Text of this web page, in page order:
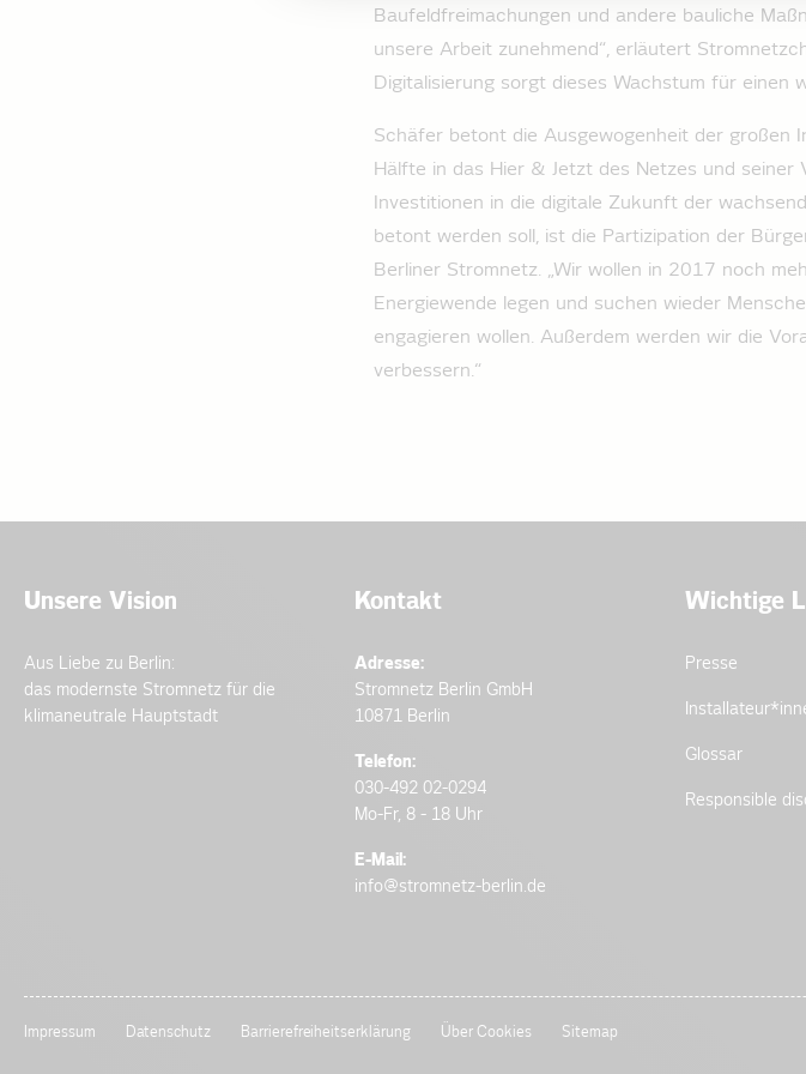
Baufeldfreimachungen und andere bauliche
unsere Arbeit zunehmend“, erläutert
Digitalisierung sorgt dieses Wachstum für einen
Schäfer betont die Ausgewogenheit der großen
Hälfte in das Hier & Jetzt des Netzes und seiner
Investitionen in die digitale Zukunft der
betont werden soll, ist die Partizipation der
Berliner Stromnetz. „Wir wollen in 2017 noch
Energiewende legen und suchen wieder
engagieren wollen. Außerdem werden wir die
verbessern.“
Unsere Vision
Aus Liebe zu Berlin:
das modernste Stromnetz für die
klimaneutrale Hauptstadt
Kontakt
Adresse:
Stromnetz Berlin GmbH
10871 Berlin
Telefon:
030-492 02-0294
Mo-Fr, 8 - 18 Uhr
E-Mail:
info@stromnetz-berlin.de
Wichtige
Presse
Glossar
Responsible
Impressum Datenschutz Barrierefreiheitserklärung Über Cookies Sitemap